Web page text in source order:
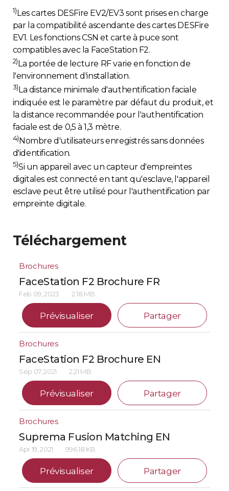
1)Les cartes DESFire EV2/EV3 sont prises en charge
par la compatibilité ascendante des cartes DESFire
EV1. Les fonctions CSN et carte à puce sont
compatibles avec la FaceStation F2.
2) La portée de lecture RF varie en fonction de
l'environnement d'installation.
3) La distance minimale d'authentification faciale
indiquée est le paramètre par défaut du produit, et
la distance recommandée pour l'authentification
faciale est de 0,5 à 1,3 mètre.
4)Nombre d'utilisateurs enregistrés sans données
d'identification.
5)Si un appareil avec un capteur d'empreintes
digitales est connecté en tant qu'esclave, l'appareil
esclave peut être utilisé pour l'authentification par
empreinte digitale.
Téléchargement
Brochures
FaceStation F2 Brochure FR
Feb 09, 2023 2.18 MB
Prévisualiser Partager
Brochures
FaceStation F2 Brochure EN
Sep 07, 2021 2.21 MB
Prévisualiser Partager
Brochures
Suprema Fusion Matching EN
Apr 19, 2021 996.18 KB
Prévisualiser Partager